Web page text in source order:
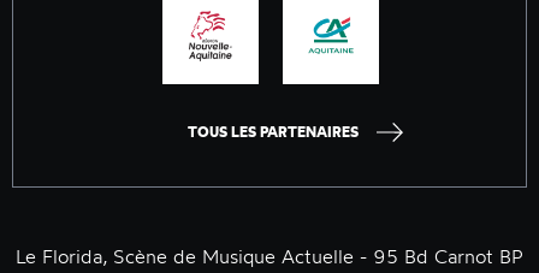
TOUS LES PARTENAIRES
Le Florida, Scène de Musique Actuelle - 95 Bd Carnot BP